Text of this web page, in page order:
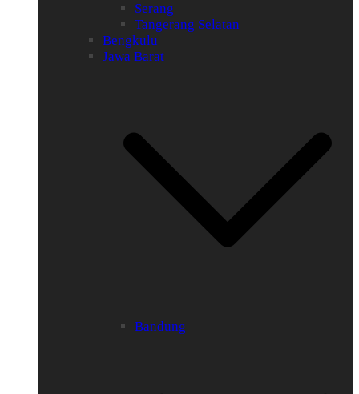
Serang
Tangerang Selatan
Bengkulu
Jawa Barat
Bandung